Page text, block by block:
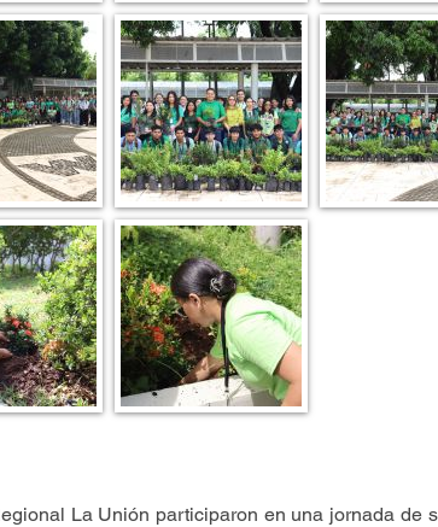
La Unión participaron en una jornada de